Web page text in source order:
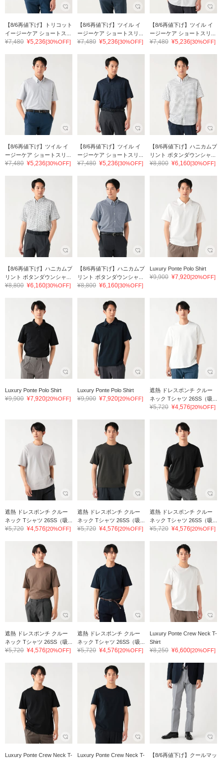
【8/6再値下げ】トリコット
イージーケア ショートス...
¥7,480 ¥5,236[30%OFF]
【8/6再値下げ】ツイル イ
ージーケア ショートスリ...
¥7,480 ¥5,236[30%OFF]
【8/6再値下げ】ツイル イ
ージーケア ショートスリ...
¥7,480 ¥5,236[30%OFF]
【8/6再値下げ】ツイル イ
ージーケア ショートスリ...
¥7,480 ¥5,236[30%OFF]
【8/6再値下げ】ツイル イ
ージーケア ショートスリ...
¥7,480 ¥5,236[30%OFF]
【8/6再値下げ】ハニカムプ
リント ボタンダウンシャ...
¥8,800 ¥6,160[30%OFF]
【8/6再値下げ】ハニカムプ
リント ボタンダウンシャ...
¥8,800 ¥6,160[30%OFF]
【8/6再値下げ】ハニカムプ
リント ボタンダウンシャ...
¥8,800 ¥6,160[30%OFF]
Luxury Ponte Polo Shirt
¥9,900 ¥7,920[20%OFF]
Luxury Ponte Polo Shirt
¥9,900 ¥7,920[20%OFF]
Luxury Ponte Polo Shirt
¥9,900 ¥7,920[20%OFF]
遮熱 ドレスポンチ クルー
ネック Tシャツ 26SS（吸...
¥5,720 ¥4,576[20%OFF]
遮熱 ドレスポンチ クルー
ネック Tシャツ 26SS（吸...
¥5,720 ¥4,576[20%OFF]
遮熱 ドレスポンチ クルー
ネック Tシャツ 26SS（吸...
¥5,720 ¥4,576[20%OFF]
遮熱 ドレスポンチ クルー
ネック Tシャツ 26SS（吸...
¥5,720 ¥4,576[20%OFF]
遮熱 ドレスポンチ クルー
ネック Tシャツ 26SS（吸...
¥5,720 ¥4,576[20%OFF]
遮熱 ドレスポンチ クルー
ネック Tシャツ 26SS（吸...
¥5,720 ¥4,576[20%OFF]
Luxury Ponte Crew Neck T-
Shirt
¥8,250 ¥6,600[20%OFF]
Luxury Ponte Crew Neck T- Luxury Ponte Crew Neck T- 【8/6再値下げ】クールマッ